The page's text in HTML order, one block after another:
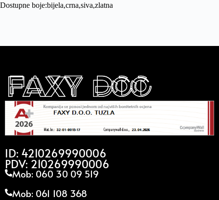
Dostupne boje:bijela,crna,siva,zlatna
ID: 4210269990006
PDV: 210269990006
Mob: 060 30 09 519
Mob: 061 108 368